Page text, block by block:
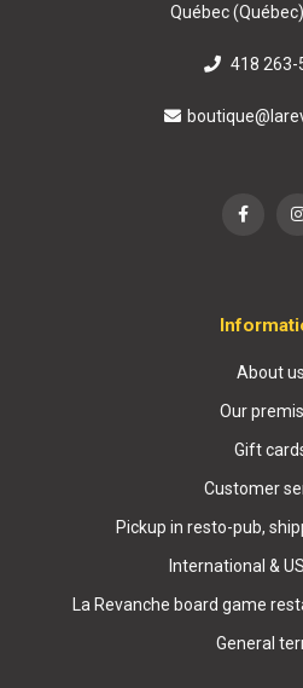
Québec
418 263-
About us
Our
Gift
Customer
Pickup in resto-pub,
International &
La Revanche board game
General